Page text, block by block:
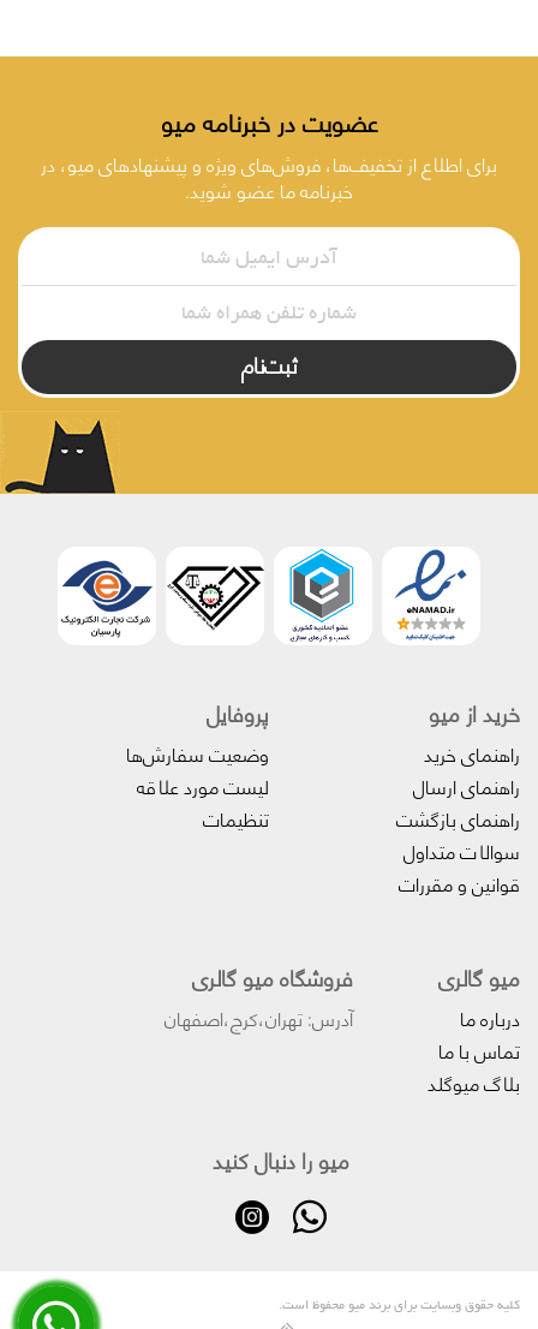
عضویت در خبرنامه میو
برای اطلاع از تخفیف‌ها، فروش‌های ویژه و پیشنهادهای میو، در
خبرنامه ما عضو شوید.
ثبت‌نام
خرید از میو
راهنمای خرید
راهنمای ارسال
راهنمای بازگشت
سوالات متداول
قوانین و مقررات
پروفایل‌
وضعیت سفارش‌ها
لیست مورد علاقه
تنظیمات
میو گالری
درباره ما
تماس با ما
بلاگ میوگلد
فروشگاه میو گالری
آدرس: تهران،کرج،اصفهان
میو را دنبال کنید
کلیه حقوق وبسایت برای برند میو محفوظ است.